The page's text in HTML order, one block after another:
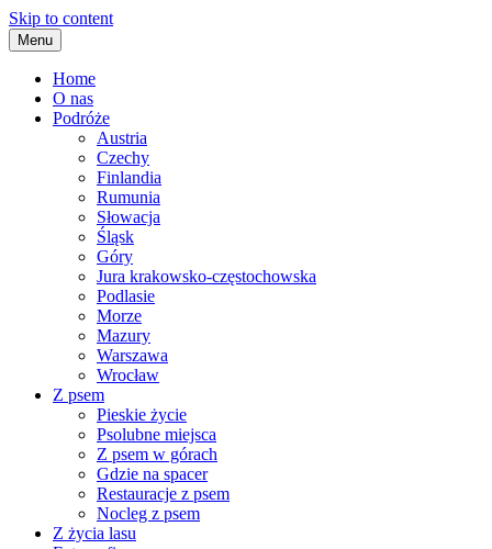
Skip to content
Menu
Home
O nas
Podróże
Austria
Czechy
Finlandia
Rumunia
Słowacja
Śląsk
Góry
Jura krakowsko-częstochowska
Podlasie
Morze
Mazury
Warszawa
Wrocław
Z psem
Pieskie życie
Psolubne miejsca
Z psem w górach
Gdzie na spacer
Restauracje z psem
Nocleg z psem
Z życia lasu